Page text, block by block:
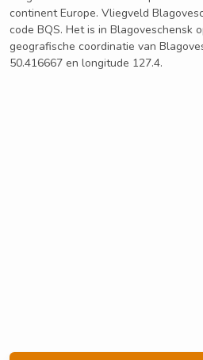
continent Europe. Vliegveld
code BQS. Het is in Blagoveschensk
geografische coordinatie van
50.416667 en longitude 127.4.